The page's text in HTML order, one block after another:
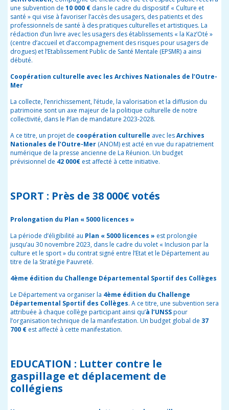
une subvention de 10 000 € dans le cadre du dispositif « Culture et
santé » qui vise à favoriser l’accès des usagers, des patients et des
professionnels de santé à des pratiques culturelles et artistiques. La
rédaction d’un livre avec les usagers des établissements « la Kaz’Oté »
(centre d’accueil et d’accompagnement des risques pour usagers de
drogues) et l’Etablissement Public de Santé Mentale (EPSMR) a ainsi
débuté.
Coopération culturelle avec les Archives Nationales de l’Outre-
Mer
La collecte, l’enrichissement, l’étude, la valorisation et la diffusion du
patrimoine sont un axe majeur de la politique culturelle de notre
collectivité, dans le Plan de mandature 2023-2028.
A ce titre, un projet de coopération culturelle avec lesArchives
Nationales de l’Outre-Mer (ANOM) est acté en vue du rapatriement
numérique de la presse ancienne de La Réunion. Un budget
prévisionnel de 42 000€ est affecté à cette initiative.
SPORT : Près de 38 000€ votés
Prolongation du Plan « 5000 licences »
La période d’éligibilité au Plan « 5000 licences » est prolongée
jusqu’au 30 novembre 2023, dans le cadre du volet « Inclusion par la
culture et le sport » du contrat signé entre l’Etat et le Département au
titre de la Stratégie Pauvreté.
4ème édition du Challenge Départemental Sportif des Collèges
Le Département va organiser la 4ème édition du Challenge
Départemental Sportif des Collèges. A ce titre, une subvention sera
attribuée à chaque collège participant ainsi qu’à l’UNSSpour
l’organisation technique de la manifestation. Un budget global de 37
700 € est affecté à cette manifestation.
EDUCATION : Lutter contre le
gaspillage et déplacement de
collégiens